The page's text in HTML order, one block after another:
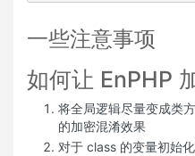
一些注意事项
如何让 EnPHP
将全局逻辑尽量变成类
的加密混淆效果
对于 class 的变量初始